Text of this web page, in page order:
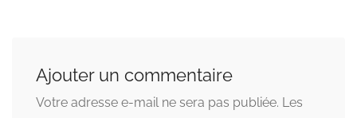
Ajouter un commentaire
Votre adresse e-mail ne sera pas publiée. Les